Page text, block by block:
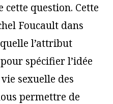
cette question. Cette
Foucault dans
l’attribut
spécifier l’idée
sexuelle des
permettre de